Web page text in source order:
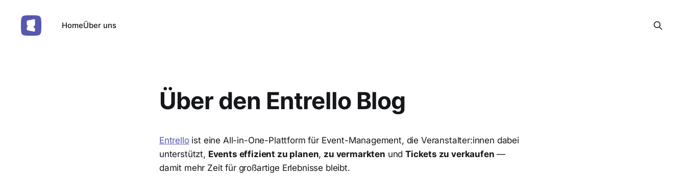
HomeÜber uns
Über den Entrello Blog
Entrelloist eine All-in-One-Plattform für Event-Management, die Veranstalter:innen dabei
unterstützt, Events effizient zu planen, zu vermarkten undTickets zu verkaufen —
damit mehr Zeit für großartige Erlebnisse bleibt.